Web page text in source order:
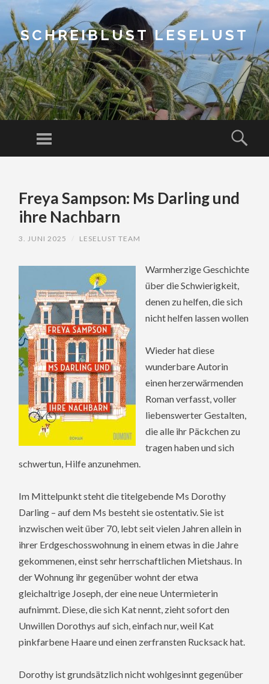
SCHREIBLUST LESELUST
Menu
CONTENTFreya Sampson: Ms Darling und
ihre Nachbarn
3. JUNI 2025 LESELUST TEAM
Warmherzige Geschichte
über die Schwierigkeit,
denen zu helfen, die sich
nicht helfen lassen wollen
Wieder hat diese
wunderbare Autorin
einen herzerwärmenden
Roman verfasst, voller
liebenswerter Gestalten,
die alle ihr Päckchen zu
tragen haben und sich
schwertun, Hilfe anzunehmen.
Im Mittelpunkt steht die titelgebende Ms Dorothy
Darling – auf dem Ms besteht sie ostentativ. Sie ist
inzwischen weit über 70, lebt seit vielen Jahren allein in
ihrer Erdgeschosswohnung in einem etwas in die Jahre
gekommenen, einst sehr herrschaftlichen Mietshaus. In
der Wohnung ihr gegenüber wohnt der etwa
gleichaltrige Joseph, der eine neue Untermieterin
aufnimmt. Diese, die sich Kat nennt, zieht sofort den
Unwillen Dorothys auf sich, einfach nur, weil Kat
pinkfarbene Haare und einen zerfransten Rucksack hat.
Dorothy ist grundsätzlich nicht wohlgesinnt gegenüber